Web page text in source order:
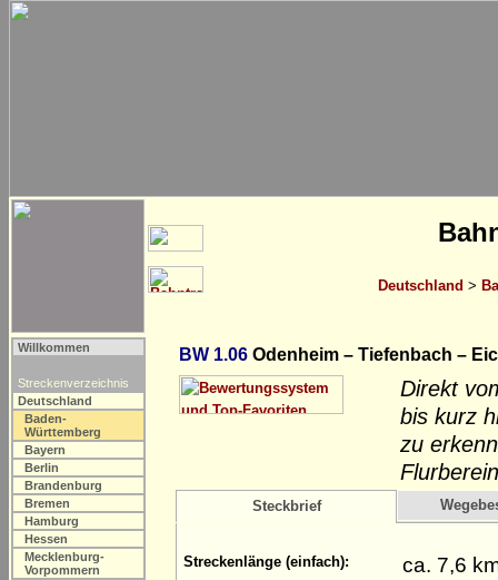
Deutschland >
Willkommen
Streckenverzeichnis
Deutschland
Baden-
Württemberg
Bayern
Berlin
Brandenburg
Bremen
Hamburg
Hessen
Mecklenburg-
Vorpommern
BW 1.06 Odenheim – Tiefenbach –
Direkt
bis kurz
zu
Steckbrief
Streckenlänge (einfach): ca. 7,6